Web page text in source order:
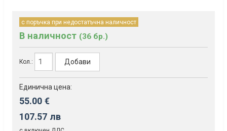
с поръчка при недостатъчна наличност
В наличност (36 бр.)
Кол.: Добави
Единична цена:
55.00 €
107.57 лв